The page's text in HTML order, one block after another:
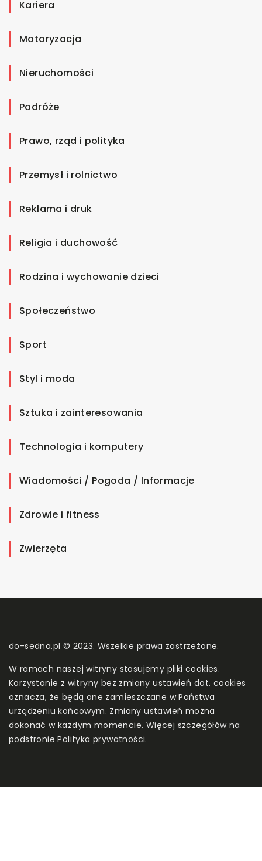
Kariera
Motoryzacja
Nieruchomości
Podróże
Prawo, rząd i polityka
Przemysł i rolnictwo
Reklama i druk
Religia i duchowość
Rodzina i wychowanie dzieci
Społeczeństwo
Sport
Styl i moda
Sztuka i zainteresowania
Technologia i komputery
Wiadomości / Pogoda / Informacje
Zdrowie i fitness
Zwierzęta
do-sedna.pl © 2023. Wszelkie prawa zastrzeżone.
W ramach naszej witryny stosujemy pliki cookies.
Korzystanie z witryny bez zmiany ustawień dot. cookies
oznacza, że będą one zamieszczane w Państwa
urządzeniu końcowym. Zmiany ustawień można
dokonać w każdym momencie. Więcej szczegółów na
podstroniePolityka prywatności.